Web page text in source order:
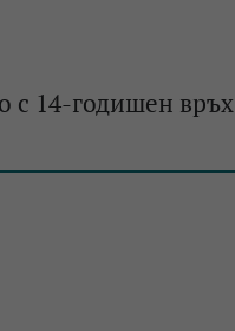
с 14-годишен връх